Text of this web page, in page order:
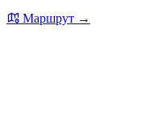
Маршрут →